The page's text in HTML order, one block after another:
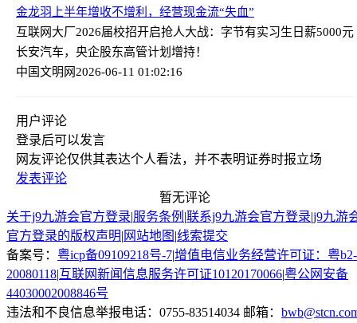
金龙羽上半年增收不增利，经营现金流“失血”
互联网大厂2026届校招开启抢人大战：字节有实习生日薪5000元
长安汽车，央企股东高管计划增持！
中国文明网2026-06-11 01:02:16
用户评论
登录后可以发言
网友评论仅供其表达个人看法，并不表明证券时报立场
发表评论
暂无评论
关于j9九游会官方登录|服务条例 |联系j9九游会官方登录|j9九游
官方登录的版权声明| 网站地图 |线索提交
备案号： 粤icp备09109218号-7|增值电信业务经营许可证：粤b2-
20080118|互联网新闻信息服务许可证10120170066|粤公网安备
44030002008846号
违法和不良信息举报电话：0755-83514034 邮箱：